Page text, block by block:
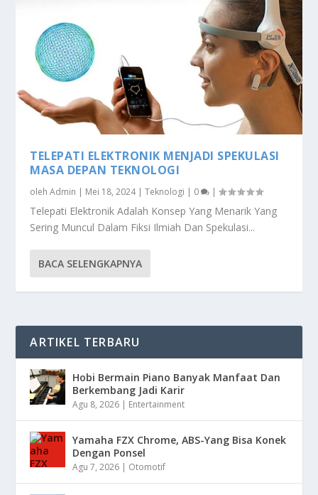
TELEPATI ELEKTRONIK MENJADI SPEKULASI
MASA DEPAN TEKNOLOGI
olehAdmin | Mei 18, 2024|Teknologi | 0 |
Telepati Elektronik Adalah Konsep Yang Menarik Yang
Sering Muncul Dalam Fiksi Ilmiah Dan Spekulasi...
BACA SELENGKAPNYA
ARTIKEL TERBARU
Hobi Bermain Piano Banyak Manfaat Dan
Berkembang Jadi Karir
Agu 8, 2026 | Entertainment
Yamaha FZX Chrome, ABS-Yang Bisa Konek
Dengan Ponsel
Agu 7, 2026 | Otomotif